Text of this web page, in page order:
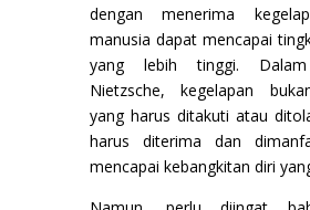
dengan menerima
manusia dapat mencapai
yang lebih tinggi. Dalam
Nietzsche, kegelapan
yang harus ditakuti atau
harus diterima dan
mencapai kebangkitan diri